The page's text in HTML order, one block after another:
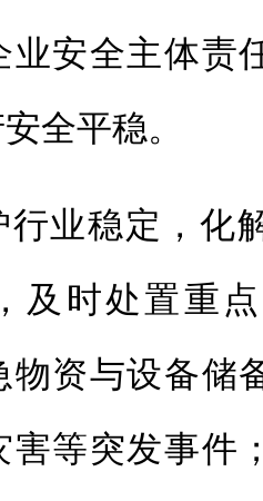
业安全主体责
全平稳。
行业稳定，化
及时处置重
物资与设备储
害等突发事件